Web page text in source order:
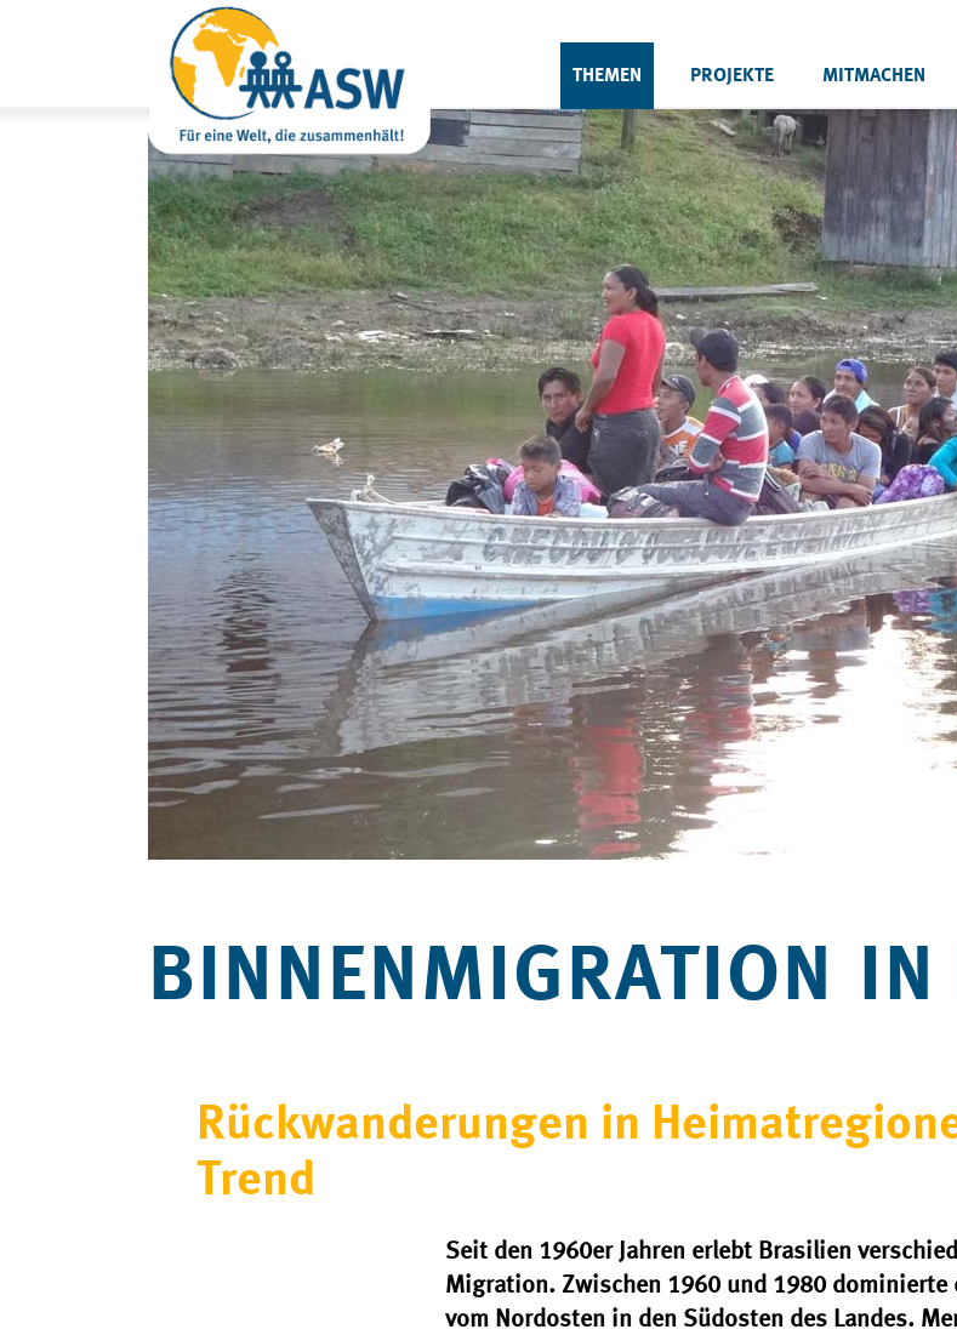
THEMEN PROJEKTE MITMACHEN
BINNENMIGRATION IN
Rückwanderungen in
Trend
Seit den 1960er Jahren erlebt Brasilien
Migration. Zwischen 1960 und 1980 dominierte
vom Nordosten in den Südosten des Landes.